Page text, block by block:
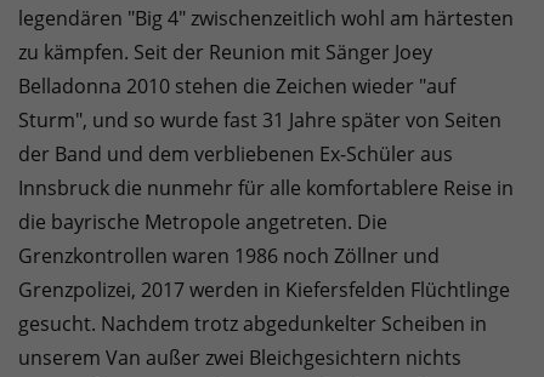
legendären "Big 4" zwischenzeitlich wohl am härtesten
zu kämpfen. Seit der Reunion mit Sänger Joey
Belladonna 2010 stehen die Zeichen wieder "auf
Sturm", und so wurde fast 31 Jahre später von Seiten
der Band und dem verbliebenen Ex-Schüler aus
Innsbruck die nunmehr für alle komfortablere Reise in
die bayrische Metropole angetreten. Die
Grenzkontrollen waren 1986 noch Zöllner und
Grenzpolizei, 2017 werden in Kiefersfelden Flüchtlinge
gesucht. Nachdem trotz abgedunkelter Scheiben in
unserem Van außer zwei Bleichgesichtern nichts